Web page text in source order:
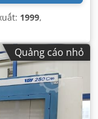
1999,
Quảng cáo nhỏ